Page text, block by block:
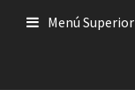
Menú Superior